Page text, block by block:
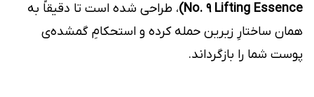
No. 9 Lifting Essence) ، طراحی شده است تا دقیقاً به
همان ساختارِ زیرین حمله کرده و استحکامِ گمشده‌ی
پوست شما را بازگرداند.